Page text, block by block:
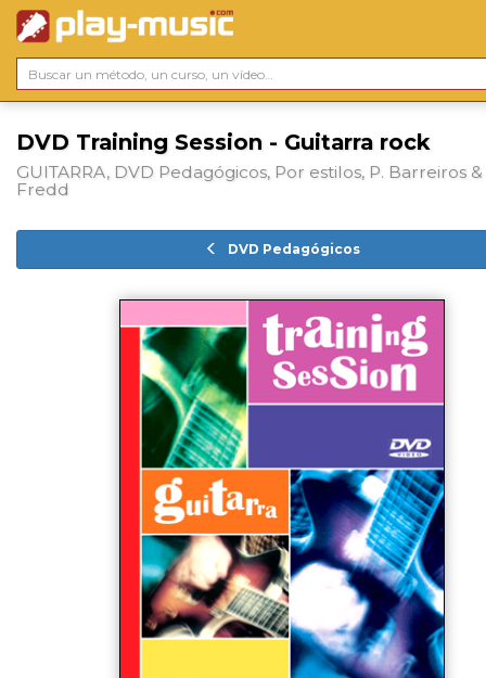
DVD Training Session - Guitarra rock
GUITARRA, DVD Pedagógicos, Por estilos, P. Barreiros &
Fredd
DVD Pedagógicos